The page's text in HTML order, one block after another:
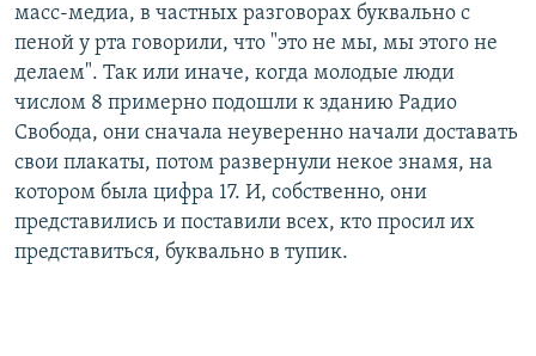
масс-медиа, в частных разговорах буквально с
пеной у рта говорили, что "это не мы, мы этого не
делаем". Так или иначе, когда молодые люди
числом 8 примерно подошли к зданию Радио
Свобода, они сначала неуверенно начали доставать
свои плакаты, потом развернули некое знамя, на
котором была цифра 17. И, собственно, они
представились и поставили всех, кто просил их
представиться, буквально в тупик.